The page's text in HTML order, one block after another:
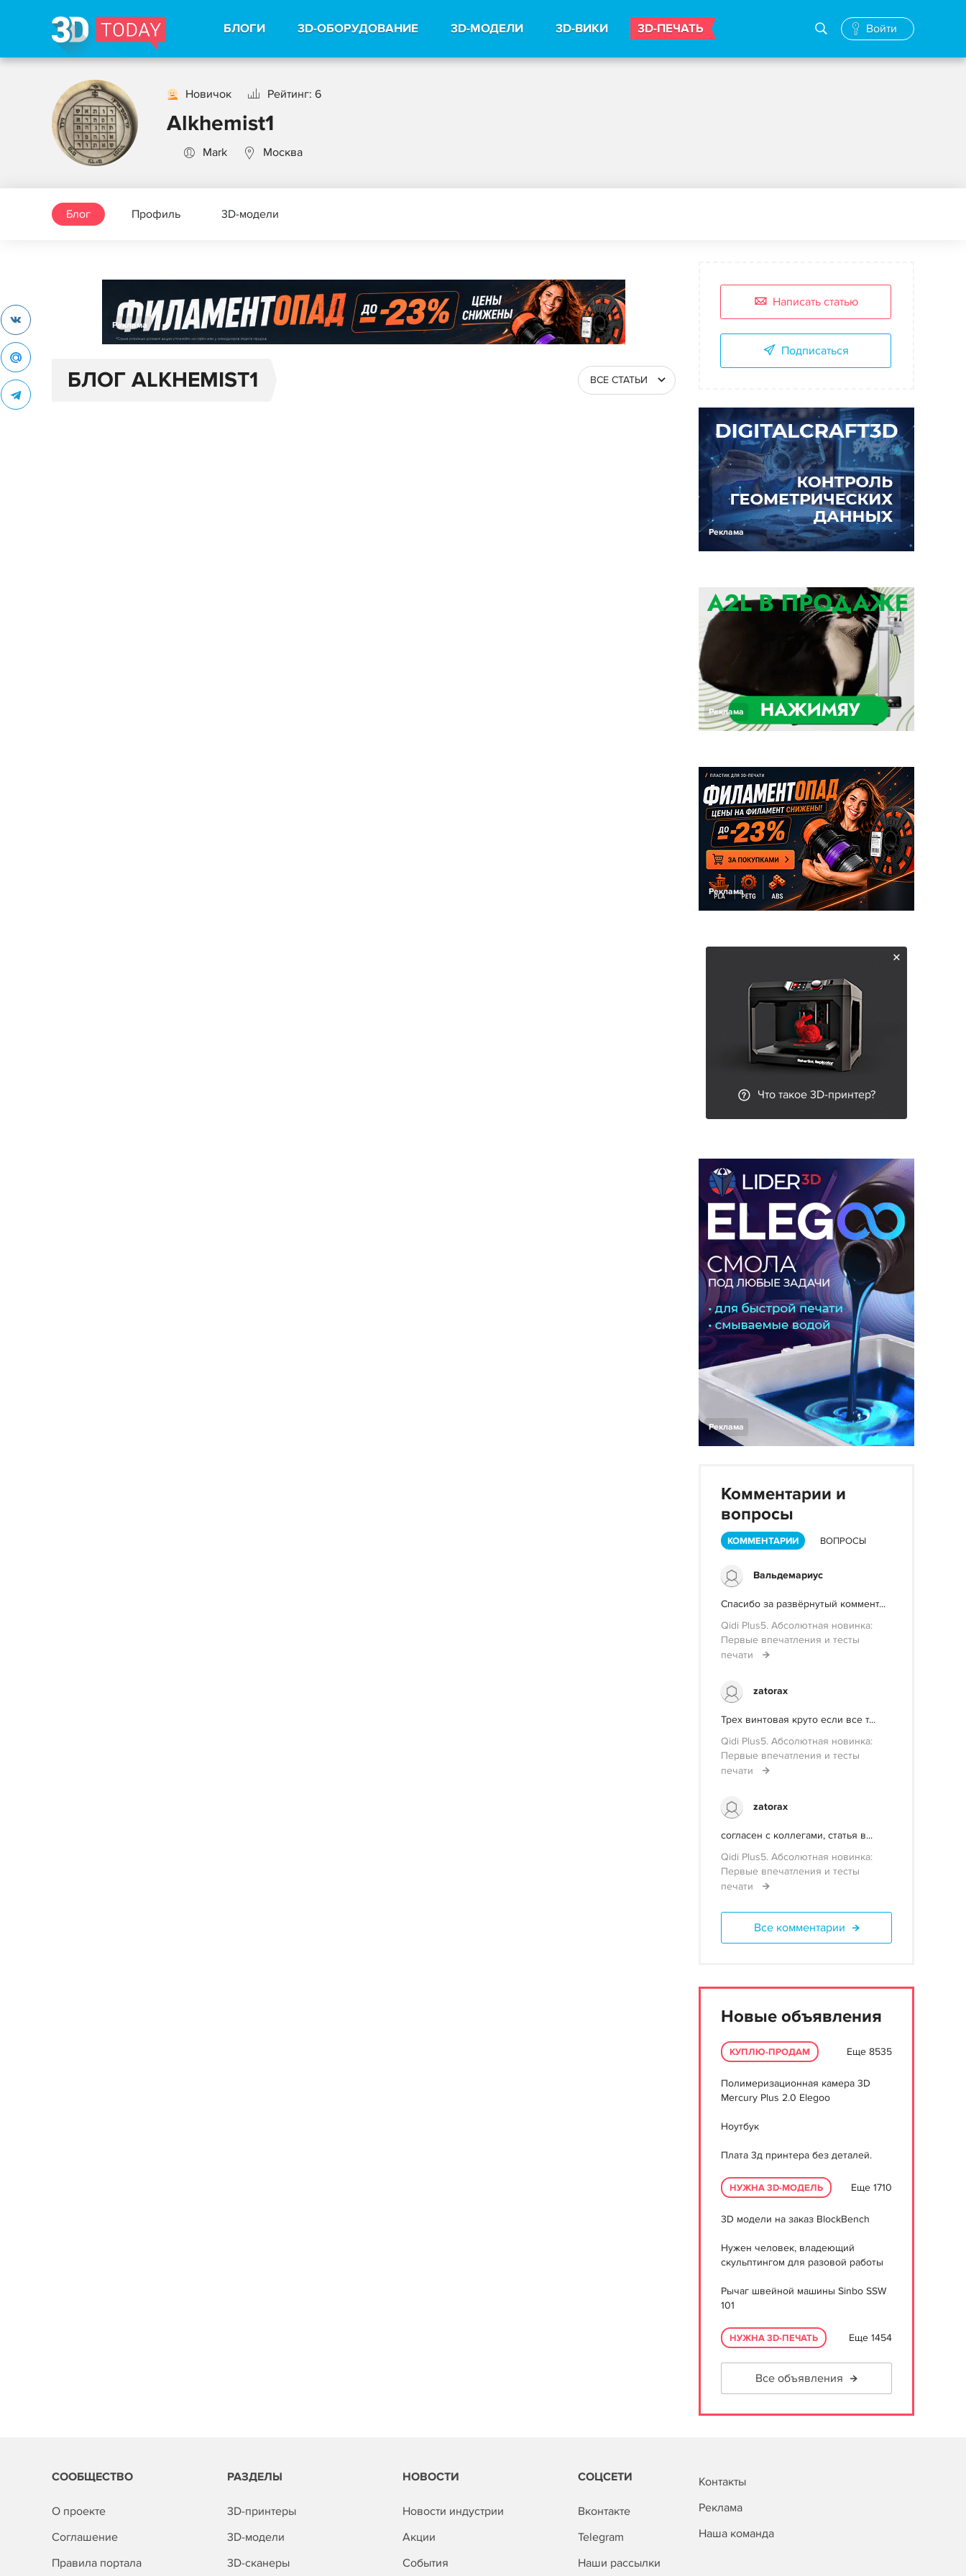
БЛОГИ 3D-ОБОРУДОВАНИЕ 3D-МОДЕЛИ 3D-ВИКИ 3D-ПЕЧАТЬ Войти
Новичок Рейтинг: 6
Alkhemist1
Mark Москва
Блог Профиль 3D-модели
Реклама
БЛОГ ALKHEMIST1 ВСЕ СТАТЬИ
Написать статью
Подписаться
Реклама
Реклама
Реклама
Что такое 3D-принтер?
Реклама
Комментарии и
вопросы
КОММЕНТАРИИ ВОПРОСЫ
Вальдемариус
Спасибо за развёрнутый коммент...
Qidi Plus5. Абсолютная новинка:
Первые впечатления и тесты
печати
zatorax
Трех винтовая круто если все т...
Qidi Plus5. Абсолютная новинка:
Первые впечатления и тесты
печати
zatorax
согласен с коллегами, статья в...
Qidi Plus5. Абсолютная новинка:
Первые впечатления и тесты
печати
Все комментарии
Новые объявления
КУПЛЮ-ПРОДАМ Еще 8535
Полимеризационная камера 3D
Mercury Plus 2.0 Elegoo
Ноутбук
Плата 3д принтера без деталей.
НУЖНА 3D-МОДЕЛЬ Еще 1710
3D модели на заказ BlockBench
Нужен человек, владеющий
скульптингом для разовой работы
Рычаг швейной машины Sinbo SSW
101
НУЖНА 3D-ПЕЧАТЬ Еще 1454
Все объявления
СООБЩЕСТВО
О проекте
Соглашение
Правила портала
РАЗДЕЛЫ
3D-принтеры
3D-модели
3D-сканеры
НОВОСТИ
Новости индустрии
Акции
События
СОЦСЕТИ
Вконтакте
Telegram
Наши рассылки
Контакты
Реклама
Наша команда